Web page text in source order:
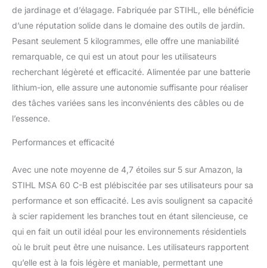
de jardinage et d’élagage. Fabriquée par STIHL, elle bénéficie
d’une réputation solide dans le domaine des outils de jardin.
Pesant seulement 5 kilogrammes, elle offre une maniabilité
remarquable, ce qui est un atout pour les utilisateurs
recherchant légèreté et efficacité. Alimentée par une batterie
lithium-ion, elle assure une autonomie suffisante pour réaliser
des tâches variées sans les inconvénients des câbles ou de
l’essence.
Performances et efficacité
Avec une note moyenne de 4,7 étoiles sur 5 sur Amazon, la
STIHL MSA 60 C-B est plébiscitée par ses utilisateurs pour sa
performance et son efficacité. Les avis soulignent sa capacité
à scier rapidement les branches tout en étant silencieuse, ce
qui en fait un outil idéal pour les environnements résidentiels
où le bruit peut être une nuisance. Les utilisateurs rapportent
qu’elle est à la fois légère et maniable, permettant une